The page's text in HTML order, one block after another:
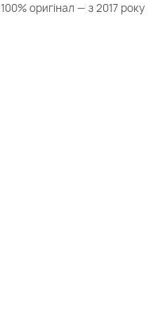
100% оригінал — з 2017 року